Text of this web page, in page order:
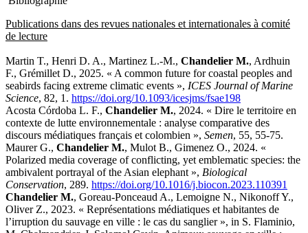
Publications dans des revues nationales et internationales à comité
de lecture
Martin T., Henri D. A., Martinez L.-M., Chandelier M., Ardhuin
F., Grémillet D., 2025. « A common future for coastal peoples and
seabirds facing extreme climatic events », ICES Journal of Marine
Science, 82, 1. https://doi.org/10.1093/icesjms/fsae198
Acosta Córdoba L. F., Chandelier M., 2024. « Dire le territoire en
contexte de lutte environnementale : analyse comparative des
discours médiatiques français et colombien », Semen, 55, 55-75.
Maurer G., Chandelier M., Mulot B., Gimenez O., 2024. «
Polarized media coverage of conflicting, yet emblematic species: the
ambivalent portrayal of the Asian elephant », Biological
Conservation, 289. https://doi.org/10.1016/j.biocon.2023.110391
Chandelier M., Goreau-Ponceaud A., Lemoigne N., Nikonoff Y.,
Oliver Z., 2023. « Représentations médiatiques et habitantes de
l’irruption du sauvage en ville : le cas du sanglier », in S. Flaminio,